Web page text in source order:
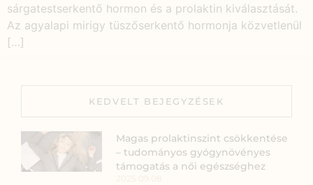
sárgatestserkentő hormon és a prolaktin kiválasztását.
Az agyalapi mirigy tüszőserkentő hormonja közvetlenül
[…]
KEDVELT BEJEGYZÉSEK
Magas prolaktinszint csökkentése
– tudományos gyógynövényes
támogatás a női egészséghez